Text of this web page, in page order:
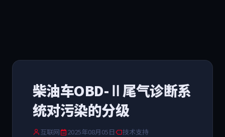
柴油车OBD-Ⅱ尾气诊断系
统对污染的分级
互联网 2025年08月05日 技术支持